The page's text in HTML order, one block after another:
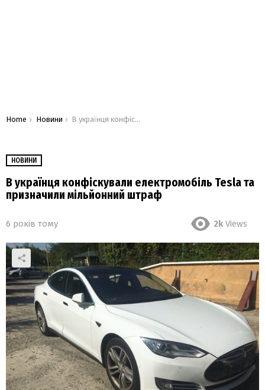
You are here:
Home Новини В українця конфіскували електромобіль Tesla та призначили мільйонний штраф
НОВИНИ
В українця конфіскували електромобіль Tesla та
призначили мільйонний штраф
6 років тому 2k Views